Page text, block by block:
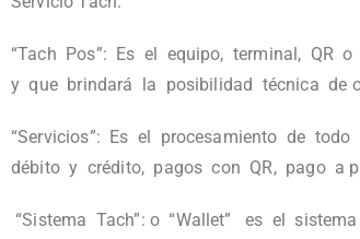
“Tach Pos”: Es el equipo, terminal, QR
y que brindará la posibilidad técnica de
“Servicios”: Es el procesamiento de
débito y crédito, pagos con QR, pago a
“Sistema Tach”: o “Wallet” es el